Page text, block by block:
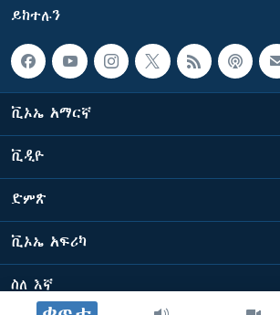
ይከተሉን
ቪኦኤ አማርኛ
ቪዲዮ
ድምጽ
ቪኦኤ አፍሪካ
ስለ እኛ